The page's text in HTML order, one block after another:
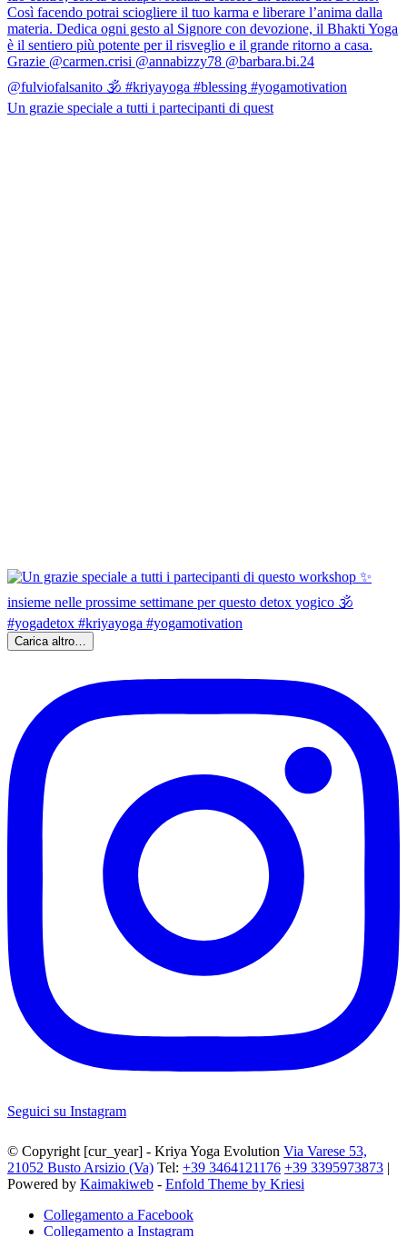
Un grazie speciale a tutti i partecipanti di quest
Carica altro…
Seguici su Instagram
© Copyright [cur_year] - Kriya Yoga Evolution Via Varese 53,
21052 Busto Arsizio (Va) Tel: +39 3464121176 +39 3395973873 |
Powered by Kaimakiweb - Enfold Theme by Kriesi
Collegamento a Facebook
Collegamento a Instagram